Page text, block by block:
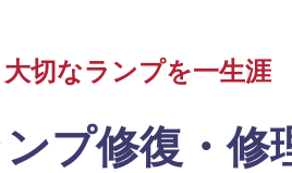
大切なランプを一生涯
プ修復・修